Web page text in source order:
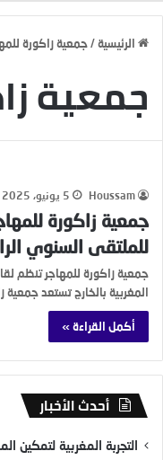
الرئيسية/جمعية زاكورة
جمعية
Houssam 5 يونيو، 2025
جمعية زاكورة
للملتقى السنوي
جمعية زاكورة للمهاجر تنظم
المغربية بالخارج تستعد
أكمل القراءة »
أحدث الأخبار
التجربة المغربية لتمكين